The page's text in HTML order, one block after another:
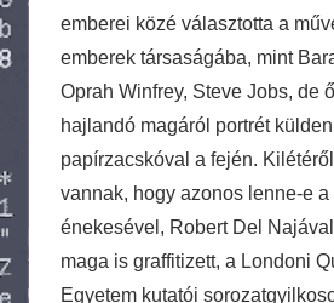
emberei közé választotta a
emberek társaságába, mint
Oprah Winfrey, Steve Jobs, de
hajlandó magáról portrét
papírzacskóval a fején.
vannak, hogy azonos lenne-e a
énekesével, Robert Del
maga is graffitizett, a Londoni
Egyetem kutatói